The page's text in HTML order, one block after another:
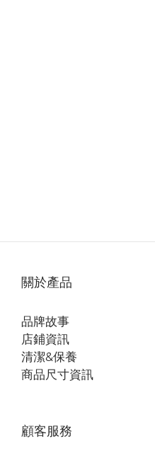
關於產品
品牌故事
店鋪資訊
清潔&保養
商品尺寸資訊
顧客服務